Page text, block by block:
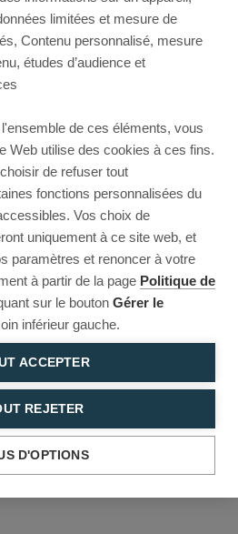
limitées et mesure de
Contenu personnalisé, mesure
études d’audience et
de ces éléments, vous
Web utilise des cookies à ces fins.
de refuser tout
fonctions personnalisées du
Vos choix de
uniquement à ce site web, et
paramètres et renoncer à votre
à partir de la page Politique de
sur le bouton Gérer le
inférieur gauche.
ACCEPTER
REJETER
D'OPTIONS
or go back.